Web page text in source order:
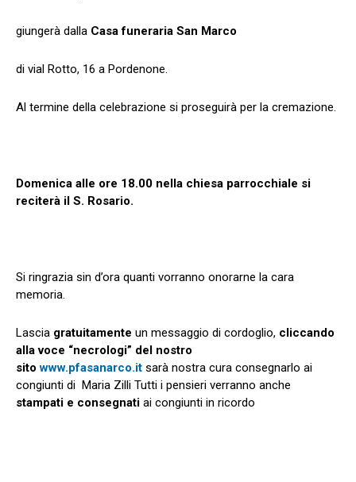
giungerà dalla Casa funeraria San Marco
di vial Rotto, 16 a Pordenone.
Al termine della celebrazione si proseguirà per la cremazione.
Domenica alle ore 18.00 nella chiesa parrocchiale si
reciterà il S. Rosario.
Si ringrazia sin d’ora quanti vorranno onorarne la cara
memoria.
Lascia gratuitamente un messaggio di cordoglio, cliccando
alla voce “necrologi” del nostro
sitowww.pfasanarco.it sarà nostra cura consegnarlo ai
congiunti di Maria Zilli Tutti i pensieri verranno anche
stampati e consegnati ai congiunti in ricordo